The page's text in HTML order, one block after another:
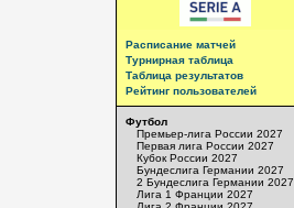
Расписание матчей
Турнирная таблица
Таблица результатов
Рейтинг пользователей
Футбол
Премьер-лига России 2027
Первая лига России 2027
Кубок России 2027
Бундеслига Германии 2027
2 Бундеслига Германии 2027
Лига 1 Франции 2027